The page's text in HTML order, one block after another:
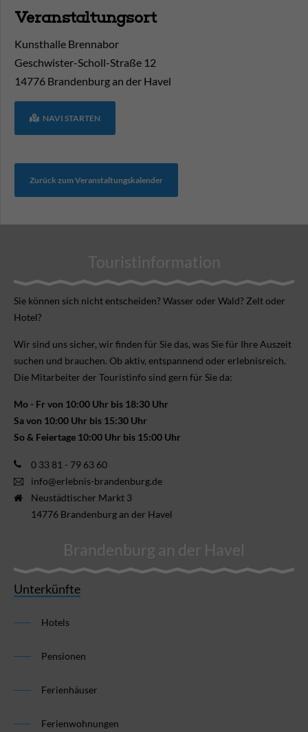
Veranstaltungsort
Kunsthalle Brennabor
Geschwister-Scholl-Straße 12
14776 Brandenburg an der Havel
NAVI STARTEN
Zurück zum Veranstaltungskalender
Touristinformation
Sie können sich nicht ent­scheiden? Wasser oder Wald? Zelt oder
Hotel?
Wir sind uns sicher, wir finden für Sie das, was Sie für Ihre Aus­zeit
suchen und brauchen. Ob aktiv, ent­spannend oder erlebnis­reich.
Die Mitarbeiter der Touristinfo sind gern für Sie da:
Mo - Fr von 10:00 Uhr bis 18:30 Uhr
Sa von 10:00 Uhr bis 15:30 Uhr
So & Feiertage 10:00 Uhr bis 15:00 Uhr
0 33 81 - 79 63 60
info@erlebnis-brandenburg.de
Neustädtischer Markt 3
14776 Brandenburg an der Havel
Brandenburg an der Havel
Unterkünfte
Hotels
Pensionen
Ferienhäuser
Ferienwohnungen